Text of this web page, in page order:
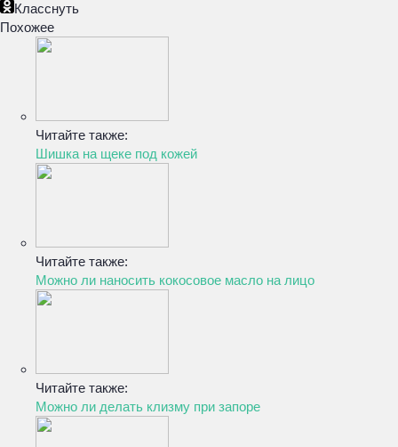
Класснуть
Похожее
Читайте также:
Шишка на щеке под кожей
Читайте также:
Можно ли наносить кокосовое масло на лицо
Читайте также:
Можно ли делать клизму при запоре